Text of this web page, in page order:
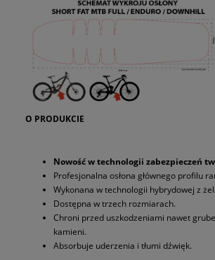
O PRODUKCIE
Nowość w technologii zabezpieczeń
Profesjonalna osłona głównego profilu
Wykonana w technologii hybrydowej z
Dostępna w trzech rozmiarach.
Chroni przed uszkodzeniami nawet
kamieni.
Absorbuje uderzenia i tłumi dźwięk.